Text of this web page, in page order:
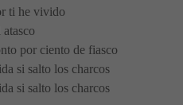
ti he vivido
por ciento de fiasco
si salto los charcos
si salto los charcos